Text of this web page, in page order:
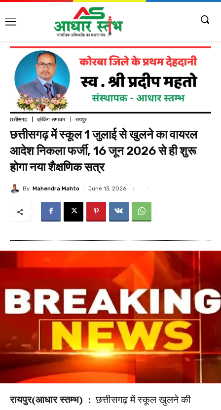
छत्तीसगढ़ ब्रेकिंग समाचार रायपुर
छत्तीसगढ़ में स्कूल 1 जुलाई से खुलने का वायरल
आदेश निकला फर्जी, 16 जून 2026 से ही शुरू
होगा नया शैक्षणिक सत्र
By Mahendra Mahto June 13, 2026
रायपुर(आधार स्तम्भ) : छत्तीसगढ़ में स्कूल खुलने की